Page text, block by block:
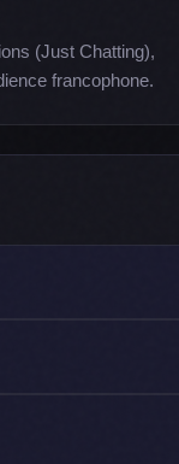
(Just Chatting),
francophone.